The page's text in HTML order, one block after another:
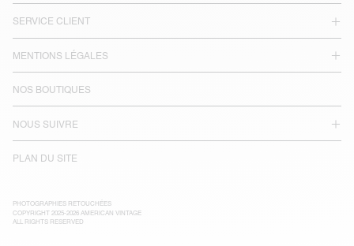
SERVICE CLIENT
MENTIONS LÉGALES
NOS BOUTIQUES
NOUS SUIVRE
PLAN DU SITE
PHOTOGRAPHIES RETOUCHÉES
COPYRIGHT 2025-2026 AMERICAN VINTAGE
ALL RIGHTS RESERVED